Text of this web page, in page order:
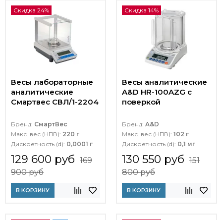
Скидка 24%
Весы лабораторные
аналитические
Смартвес СВЛ/1-2204
Бренд: СмартВес
Макс. вес (НПВ): 220 г
Дискретность (d): 0,0001 г
129 600 руб 169
900 руб
В КОРЗИНУ
Скидка 14%
Весы аналитические
A&D HR-100AZG с
поверкой
Бренд: A&D
Макс. вес (НПВ): 102 г
Дискретность (d): 0,1 мг
130 550 руб 151
800 руб
В КОРЗИНУ